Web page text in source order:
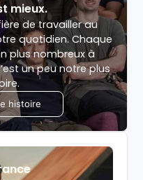
mieux.
de travailler au
quotidien. Chaque
plus nombreux à
un peu notre plus
histoire